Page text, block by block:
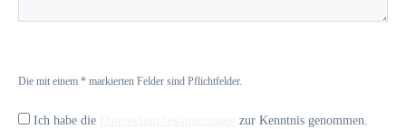
Die mit einem * markierten Felder sind Pflichtfelder.
Ich habe die zur Kenntnis genommen.